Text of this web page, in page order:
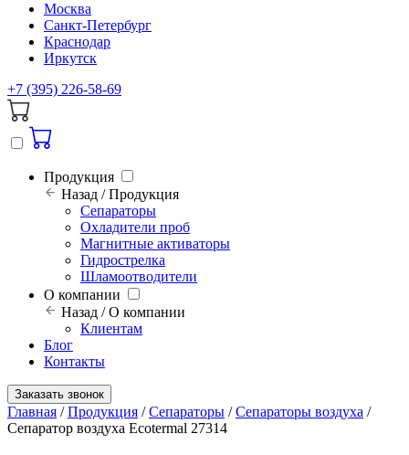
Москва
Санкт-Петербург
Краснодар
Иркутск
+7 (395) 226-58-69
Продукция
Назад / Продукция
Сепараторы
Охладители проб
Магнитные активаторы
Гидрострелка
Шламоотводители
О компании
Назад / О компании
Клиентам
Блог
Контакты
Заказать звонок
Главная /Продукция /Сепараторы /Сепараторы воздуха /
Сепаратор воздуха Ecotermal 27314